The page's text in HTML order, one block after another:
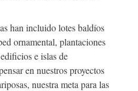
han incluido lotes baldíos
ornamental, plantaciones
e islas de
en nuestros proyectos
nuestra meta para las